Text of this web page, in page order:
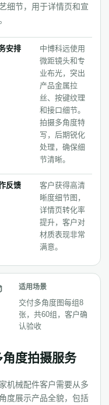
细节，用于详情页和宣
安排
中博科远使用
微距镜头和专
业布光，突出
产品金属拉
丝、按键纹理
和接口细节。
拍摄多角度特
写，后期锐化
处理，确保细
节清晰。
反馈
客户获得高清
晰度细节图，
详情页转化率
提升，客户对
材质表现非常
满意。
适用场景
交付多角度图每组8
张，共60组，客户确
认验收
角度拍摄服务
机械配件客户需要从多
度展示产品全貌，包括